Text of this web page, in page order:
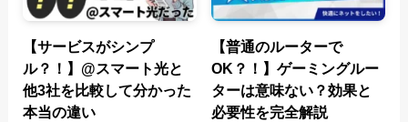
【サービスがシンプ
ル？！】@スマート光と
他3社を比較して分かった
本当の違い
【普通のルーターで
OK？！】ゲーミングルー
ターは意味ない？効果と
必要性を完全解説